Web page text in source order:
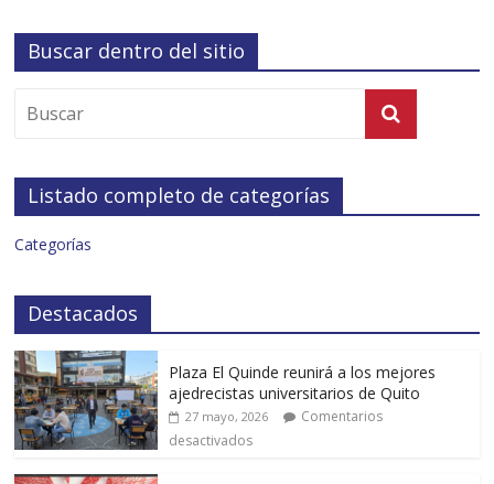
Buscar dentro del sitio
Listado completo de categorías
Categorías
Destacados
Plaza El Quinde reunirá a los mejores
ajedrecistas universitarios de Quito
27 mayo, 2026
Comentarios
desactivados